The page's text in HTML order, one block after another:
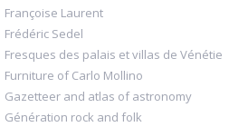
Françoise Laurent
Frédéric Sedel
Fresques des palais et villas de Vénétie
Furniture of Carlo Mollino
Gazetteer and atlas of astronomy
Génération rock and folk